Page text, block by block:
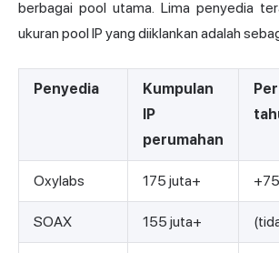
berbagai pool utama. Lima penyedia
ukuran pool IP yang diiklankan adalah
Penyedia
Kumpulan
IP
perumahan
Oxylabs 175 juta+
SOAX 155 juta+